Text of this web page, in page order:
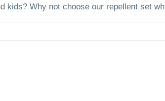
kids? Why not choose our repellent set